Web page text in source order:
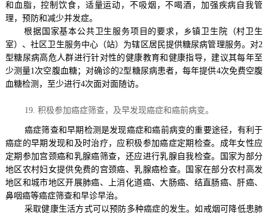
和血脂，控制饮食，适量运动，不吸烟，不喝酒，加强疾病自我管
理，预防和减少并发症。
根据国家基本公共卫生服务项目的要求，乡镇卫生院（村卫生
室）、社区卫生服务中心（站）为辖区居民提供糖尿病管理服务。对2
型糖尿病高危人群进行针对性的健康教育和健康指导，建议其每年至
少测量1次空腹血糖；对确诊的2型糖尿病患者，每年提供4次免费空腹
血糖检测，至少进行4次面对面随访。
19. 积极参加癌症筛查，及早发现癌症和癌前病变。
癌症筛查和早期检测是发现癌症和癌前病变的重要途径，有利于
癌症的早期发现和及时治疗，应积极参加癌症定期检查。成年女性应
定期参加宫颈癌和乳腺癌筛查，还应进行乳腺自我检查。国家为部分
地区农村妇女提供免费的宫颈癌、乳腺癌检查。国家在部分农村高发
地区和城市地区开展肺癌、上消化道癌、大肠癌、结直肠癌、肝癌、
鼻咽癌等癌症筛查和早诊早治。
采取健康生活方式可以预防多种癌症的发生。如戒烟可降低患肺